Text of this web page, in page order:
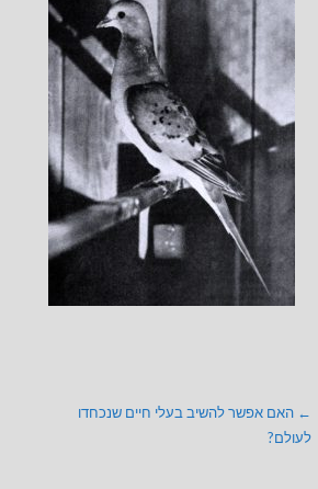
ניווט
← האם אפשר להשיב בעלי חיים שנכחדו
לעולם?